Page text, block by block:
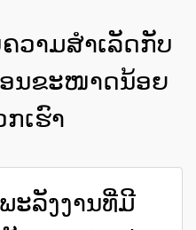
ວາມສຳເລັດກັບ
ອນຂະໜາດນ້ອຍ
ເຮົາ
ະລັງງານທີ່ມີ